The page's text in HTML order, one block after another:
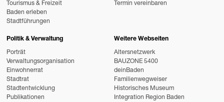
Tourismus & Freizeit
Baden erleben
Stadtführungen
Termin vereinbaren
Politik & Verwaltung
Porträt
Verwaltungsorganisation
Einwohnerrat
Stadtrat
Stadtentwicklung
Publikationen
Weitere Webseiten
Altersnetzwerk
BAUZONE 5400
deinBaden
Familienwegweiser
Historisches Museum
Integration Region Baden